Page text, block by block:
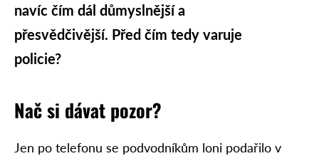
navíc čím dál důmyslnější a
přesvědčivější. Před čím tedy varuje
policie?
Nač si dávat pozor?
Jen po telefonu se podvodníkům loni podařilo v